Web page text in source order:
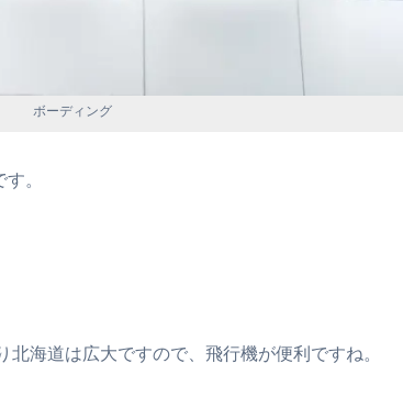
ボーディング
。
海道は広大ですので、飛行機が便利ですね。